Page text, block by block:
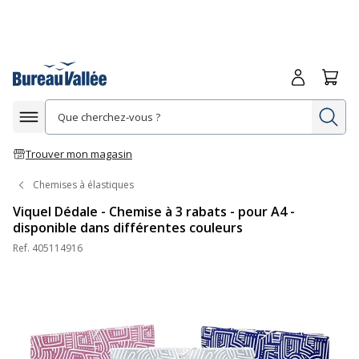
Afficher la navigation
Trouver mon magasin
Me
Chemises à élastiques
Viquel Dédale - Chemise à 3 rabats - pour A4 -
disponible dans différentes couleurs
Ref. 405114916